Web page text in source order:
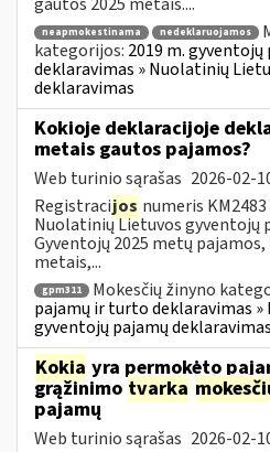
neapmokestinama nedeklaruojamos
kategorijos: 2019 m.
deklaravimas » Nuolatinių
deklaravimas
Kokioje deklaracijoje
metais gautos pajamos?
Web turinio sąrašas 2026-02-
Registracijos numeris
Nuolatinių Lietuvos gyventojų
Gyventojų 2025 metų
metais,...
gpm311 Mokesčių žinyno
pajamų ir turto deklaravimas
gyventojų pajamų deklaravimas
Kokia yra permokėto
grąžinimo tvarka
pajamų
Web turinio sąrašas 2026-02-